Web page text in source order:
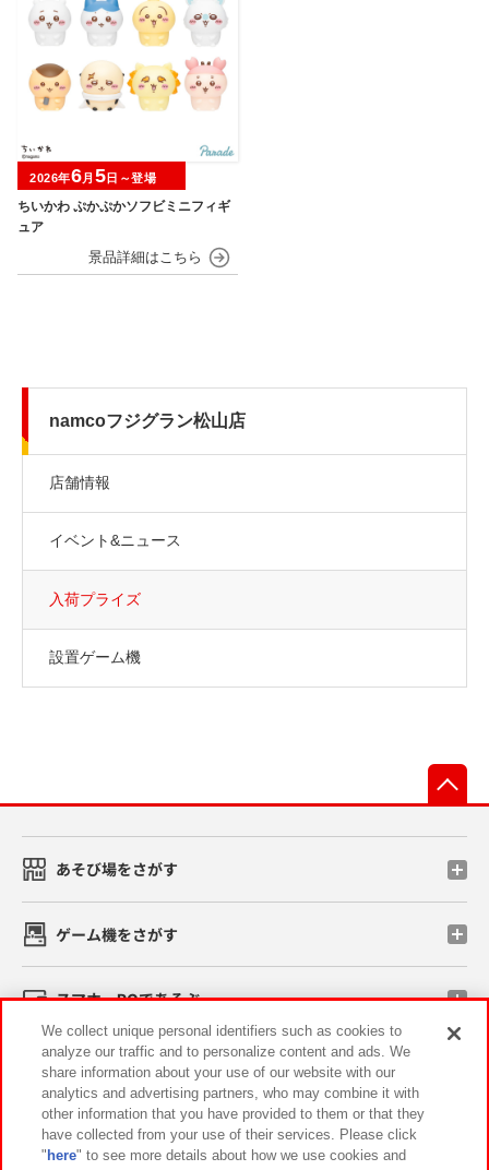
ちいかわ ぷかぷかソフビミニフィギ
ュア
2026年6月 5日～登場
namcoフジグラン松山店
店舗情報
イベント&ニュース
入荷プライズ
設置ゲーム機
あそび場をさがす
ゲーム機をさがす
スマホ・PCであそぶ
イベント・キャンペーン
We collect unique personal identifiers such as cookies to
analyze our traffic and to personalize content and ads. We
share information about your use of our website with our
analytics and advertising partners, who may combine it with
other information that you have provided to them or that they
have collected from your use of their services. Please click
" here" to see more details about how we use cookies and